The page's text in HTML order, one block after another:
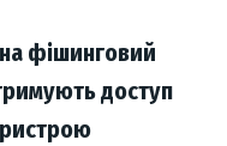
фішинговий
доступ